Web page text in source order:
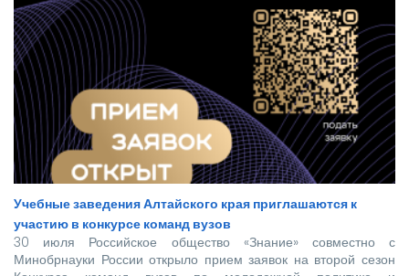
Учебные заведения Алтайского края приглашаются к
участию в конкурсе команд вузов
30 июля Российское общество «Знание» совместно с
Минобрнауки России открыло прием заявок на второй сезон